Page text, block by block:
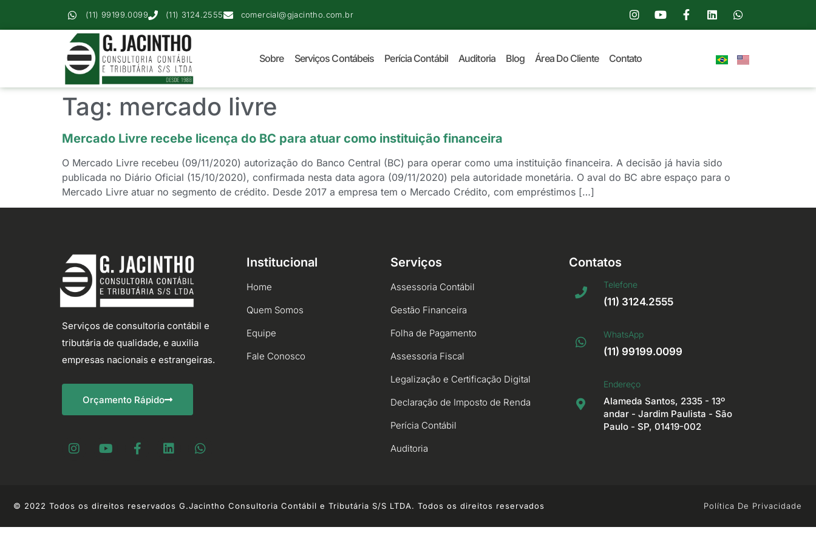
(11) 99199.0099 (11) 3124.2555 comercial@gjacintho.com.br
Sobre Serviços Contábeis Perícia Contábil Auditoria Blog Área Do Cliente Contato
Tag: mercado livre
Mercado Livre recebe licença do BC para atuar como instituição financeira
O Mercado Livre recebeu (09/11/2020) autorização do Banco Central (BC) para operar como uma instituição financeira. A decisão já havia sido
publicada no Diário Oficial (15/10/2020), confirmada nesta data agora (09/11/2020) pela autoridade monetária. O aval do BC abre espaço para o
Mercado Livre atuar no segmento de crédito. Desde 2017 a empresa tem o Mercado Crédito, com empréstimos […]
Serviços de consultoria contábil e
tributária de qualidade, e auxilia
empresas nacionais e estrangeiras.
Orçamento Rápido
Institucional
Home
Quem Somos
Equipe
Fale Conosco
Serviços
Assessoria Contábil
Gestão Financeira
Folha de Pagamento
Assessoria Fiscal
Legalização e Certificação Digital
Declaração de Imposto de Renda
Perícia Contábil
Auditoria
Contatos
Telefone
(11) 3124.2555
WhatsApp
(11) 99199.0099
Endereço
Alameda Santos, 2335 - 13º
andar - Jardim Paulista - São
Paulo - SP, 01419-002
© 2022 Todos os direitos reservados G.Jacintho Consultoria Contábil e Tributária S/S LTDA. Todos os direitos reservados Política De Privacidade